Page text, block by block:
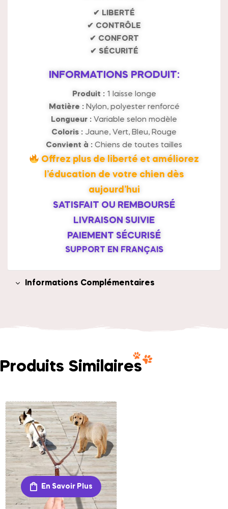
✔ LIBERTÉ
✔ CONTRÔLE
✔ CONFORT
✔ SÉCURITÉ
INFORMATIONS PRODUIT:
Produit :1 laisse longe
Matière :Nylon, polyester renforcé
Longueur : Variable selon modèle
Coloris : Jaune, Vert, Bleu, Rouge
Convient à : Chiens de toutes tailles
Offrez plus de liberté et améliorez
l’éducation de votre chien dès
aujourd’hui
SATISFAIT OU REMBOURSÉ
LIVRAISON SUIVIE
PAIEMENT SÉCURISÉ
SUPPORT EN FRANÇAIS
Informations Complémentaires
Produits Similaires
En Savoir Plus